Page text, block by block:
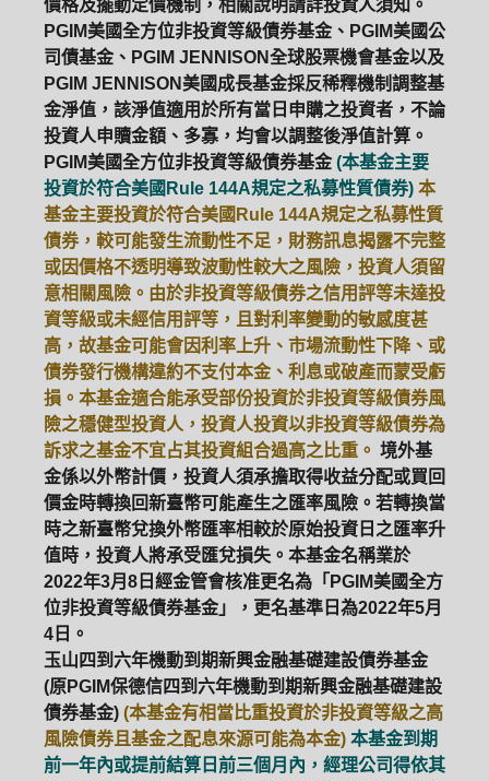
價格及擺動定價機制，相關說明請詳投資人須知。
PGIM美國全方位非投資等級債券基金、PGIM美國公
司債基金、PGIM JENNISON全球股票機會基金以及
PGIM JENNISON美國成長基金採反稀釋機制調整基
金淨值，該淨值適用於所有當日申購之投資者，不論
投資人申贖金額、多寡，均會以調整後淨值計算。
PGIM美國全方位非投資等級債券基金 (本基金主要
投資於符合美國Rule 144A規定之私募性質債券) 本
基金主要投資於符合美國Rule 144A規定之私募性質
債券，較可能發生流動性不足，財務訊息揭露不完整
或因價格不透明導致波動性較大之風險，投資人須留
意相關風險。由於非投資等級債券之信用評等未達投
資等級或未經信用評等，且對利率變動的敏感度甚
高，故基金可能會因利率上升、市場流動性下降、或
債券發行機構違約不支付本金、利息或破產而蒙受虧
損。本基金適合能承受部份投資於非投資等級債券風
險之穩健型投資人，投資人投資以非投資等級債券為
訴求之基金不宜占其投資組合過高之比重。 境外基
金係以外幣計價，投資人須承擔取得收益分配或買回
價金時轉換回新臺幣可能產生之匯率風險。若轉換當
時之新臺幣兌換外幣匯率相較於原始投資日之匯率升
值時，投資人將承受匯兌損失。本基金名稱業於
2022年3月8日經金管會核准更名為「PGIM美國全方
位非投資等級債券基金」，更名基準日為2022年5月
4日。
玉山四到六年機動到期新興金融基礎建設債券基金
(原PGIM保德信四到六年機動到期新興金融基礎建設
債券基金) (本基金有相當比重投資於非投資等級之高
風險債券且基金之配息來源可能為本金) 本基金到期
前一年內或提前結算日前三個月內，經理公司得依其